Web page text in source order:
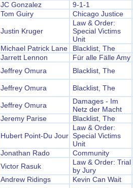
JC Gonzalez
9-1-1
Tom Guiry Chicago Justice
Justin Kruger
Law & Order:
Special Victims
Unit
Michael Patrick Lane
Blacklist, The
Jarrett Lennon
Für alle Fälle Amy
Jeffrey Omura Blacklist, The
Jeffrey Omura Blacklist, The
Jeffrey Omura
Damages - Im
Netz der Macht
Jeremy Parise Blacklist, The
Hubert Point-Du Jour
Law & Order:
Special Victims
Unit
Jonathan Rado
Community
Victor Rasuk
Law & Order: Trial
by Jury
Andrew Ridings
Kevin Can Wait